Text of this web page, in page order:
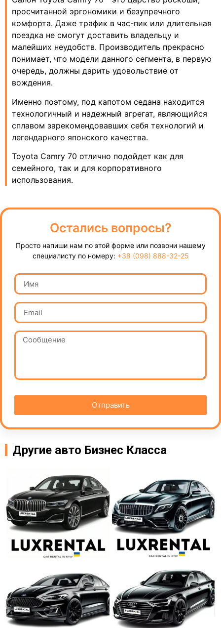
просчитанной эргономики и безупречного
комфорта. Даже трафик в час-пик или длительная
поездка не смогут доставить владельцу и
малейших неудобств. Производитель прекрасно
понимает, что модели данного сегмента, в первую
очередь, должны дарить удовольствие от
вождения.
Именно поэтому, под капотом седана находится
технологичный и надежный агрегат, являющийся
сплавом зарекомендовавших себя технологий и
легендарного японского качества.
Toyota Camry 70 отлично подойдет как для
семейного, так и для корпоративного
использования.
Остались вопросы?
Просто напиши нам по этой форме или позвони нашему
специалисту по номеру: +38 (098) 888-32-25
Отправить
Другие авто Бизнес Класса